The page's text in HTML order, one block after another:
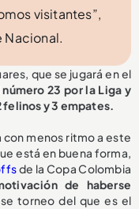
visitantes”,
Nacional.
que se jugará en el
23 por la Liga y
felinos y 3 empates.
con menos ritmo a este
está en buena forma,
de la Copa Colombia
de haberse
torneo del que es el